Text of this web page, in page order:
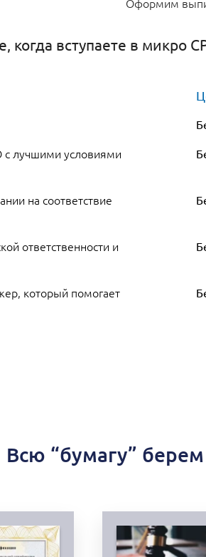
когда вступаете в микро
лучшими условиями
на соответствие
ответственности и
который помогает
Всю “бумагу”